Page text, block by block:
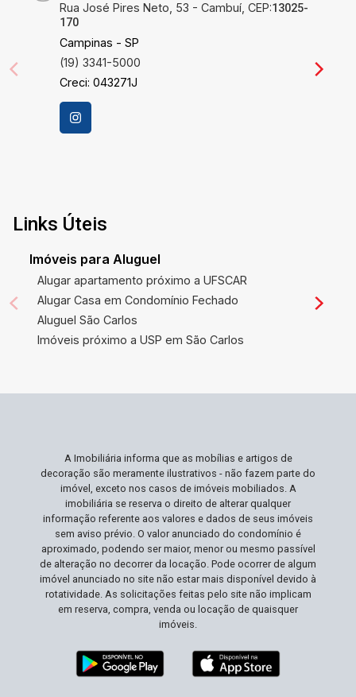
Rua José Pires Neto, 53 - Cambuí, CEP:13025-
170
Campinas - SP
(19) 3341-5000
Creci: 043271J
Links Úteis
Imóveis para Aluguel
Alugar apartamento próximo a UFSCAR
Alugar Casa em Condomínio Fechado
Aluguel São Carlos
Imóveis próximo a USP em São Carlos
A Imobiliária informa que as mobílias e artigos de
decoração são meramente ilustrativos - não fazem parte do
imóvel, exceto nos casos de imóveis mobiliados. A
imobiliária se reserva o direito de alterar qualquer
informação referente aos valores e dados de seus imóveis
sem aviso prévio. O valor anunciado do condomínio é
aproximado, podendo ser maior, menor ou mesmo passível
de alteração no decorrer da locação. Pode ocorrer de algum
imóvel anunciado no site não estar mais disponível devido à
rotatividade. As solicitações feitas pelo site não implicam
em reserva, compra, venda ou locação de quaisquer
imóveis.